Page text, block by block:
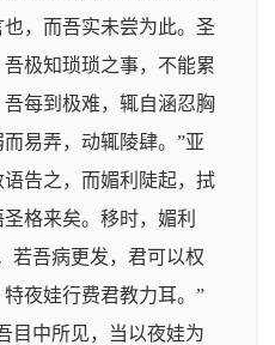
，而吾实未尝为此。圣
极知琐琐之事，不能累
每到极难，辄自涵忍胸
易弄，动辄陵肆。”亚
告之，而媚利陡起，拭
格来矣。移时，媚利
若吾病更发，君可以权
夜娃行费君教力耳。”
目中所见，当以夜娃为